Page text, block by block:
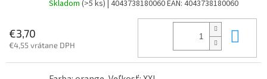
Skladom (>5 ks) | 4043738180060EAN: 4043738180060
€3,70
€4,55 vrátane DPH